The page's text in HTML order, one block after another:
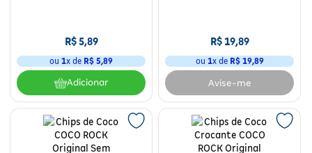
R$5,89
ou 1x de R$ 5,89
Adicionar
R$19,89
ou 1x de R$ 19,89
Avise-me